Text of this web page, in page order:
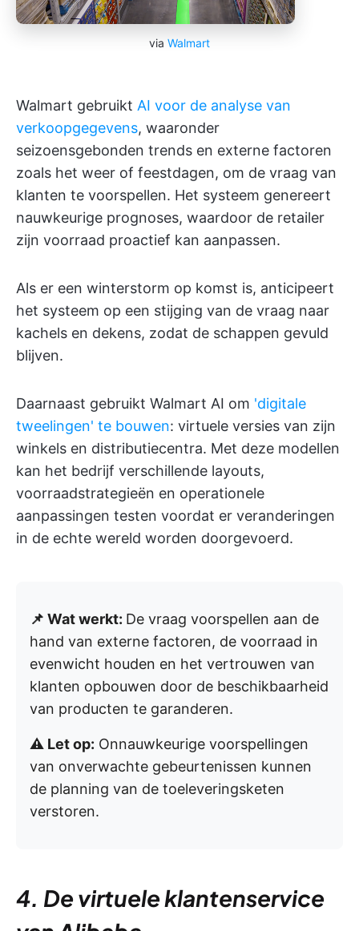
via Walmart
Walmart gebruikt AI voor de analyse van
verkoopgegevens, waaronder
seizoensgebonden trends en externe factoren
zoals het weer of feestdagen, om de vraag van
klanten te voorspellen. Het systeem genereert
nauwkeurige prognoses, waardoor de retailer
zijn voorraad proactief kan aanpassen.
Als er een winterstorm op komst is, anticipeert
het systeem op een stijging van de vraag naar
kachels en dekens, zodat de schappen gevuld
blijven.
Daarnaast gebruikt Walmart AI om 'digitale
tweelingen' te bouwen: virtuele versies van zijn
winkels en distributiecentra. Met deze modellen
kan het bedrijf verschillende layouts,
voorraadstrategieën en operationele
aanpassingen testen voordat er veranderingen
in de echte wereld worden doorgevoerd.
📌 Wat werkt: De vraag voorspellen aan de
hand van externe factoren, de voorraad in
evenwicht houden en het vertrouwen van
klanten opbouwen door de beschikbaarheid
van producten te garanderen.
⚠️ Let op: Onnauwkeurige voorspellingen
van onverwachte gebeurtenissen kunnen
de planning van de toeleveringsketen
verstoren.
4. De virtuele klantenservice